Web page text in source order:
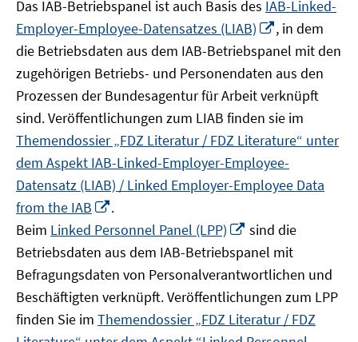
Das IAB-Betriebspanel ist auch Basis des IAB-Linked-
Employer-Employee-Datensatzes (LIAB)
In
neuem
Fenster
öffnen
, in dem
die Betriebsdaten aus dem IAB-Betriebspanel mit den
zugehörigen Betriebs- und Personendaten aus den
Prozessen der Bundesagentur für Arbeit verknüpft
sind. Veröffentlichungen zum LIAB finden sie im
Themendossier „FDZ Literatur / FDZ Literature“ unter
dem Aspekt IAB-Linked-Employer-Employee-
Datensatz (LIAB) / Linked Employer-Employee Data
from the IAB
neuem
Fenster
öffnen
.
Beim Linked Personnel Panel (LPP)
In
neuem
Fenster
öffnen
sind die
Betriebsdaten aus dem IAB-Betriebspanel mit
Befragungsdaten von Personalverantwortlichen und
Beschäftigten verknüpft. Veröffentlichungen zum LPP
finden Sie im Themendossier „FDZ Literatur / FDZ